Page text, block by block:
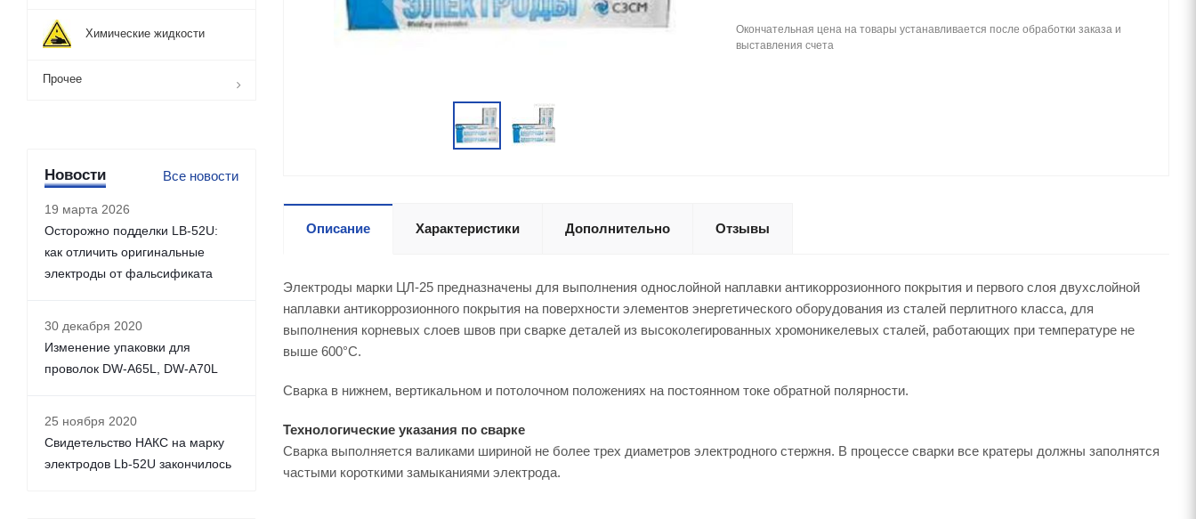
Окончательная цена на товары устанавливается после обработки заказа и
выставления счета
Описание Характеристики Дополнительно Отзывы
Электроды марки ЦЛ-25 предназначены для выполнения однослойной наплавки антикоррозионного покрытия и первого слоя двухслойной
наплавки антикоррозионного покрытия на поверхности элементов энергетического оборудования из сталей перлитного класса, для
выполнения корневых слоев швов при сварке деталей из высоколегированных хромоникелевых сталей, работающих при температуре не
выше 600°С.
Сварка в нижнем, вертикальном и потолочном положениях на постоянном токе обратной полярности.
Технологические указания по сварке
Сварка выполняется валиками шириной не более трех диаметров электродного стержня. В процессе сварки все кратеры должны заполнятся
частыми короткими замыканиями электрода.
Химические жидкости
Прочее
Новости Все новости
19 марта 2026
Осторожно подделки LB-52U:
как отличить оригинальные
электроды от фальсификата
30 декабря 2020
Изменение упаковки для
проволок DW-A65L, DW-A70L
25 ноября 2020
Свидетельство НАКС на марку
электродов Lb-52U закончилось